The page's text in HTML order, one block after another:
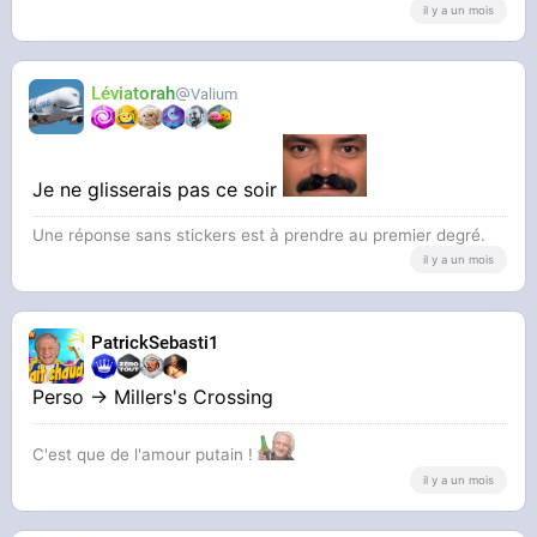
il y a un mois
Léviatorah Valium
Je ne glisserais pas ce soir
Une réponse sans stickers est à prendre au premier degré.
il y a un mois
PatrickSebasti1
Perso -> Millers's Crossing
C'est que de l'amour putain !
il y a un mois